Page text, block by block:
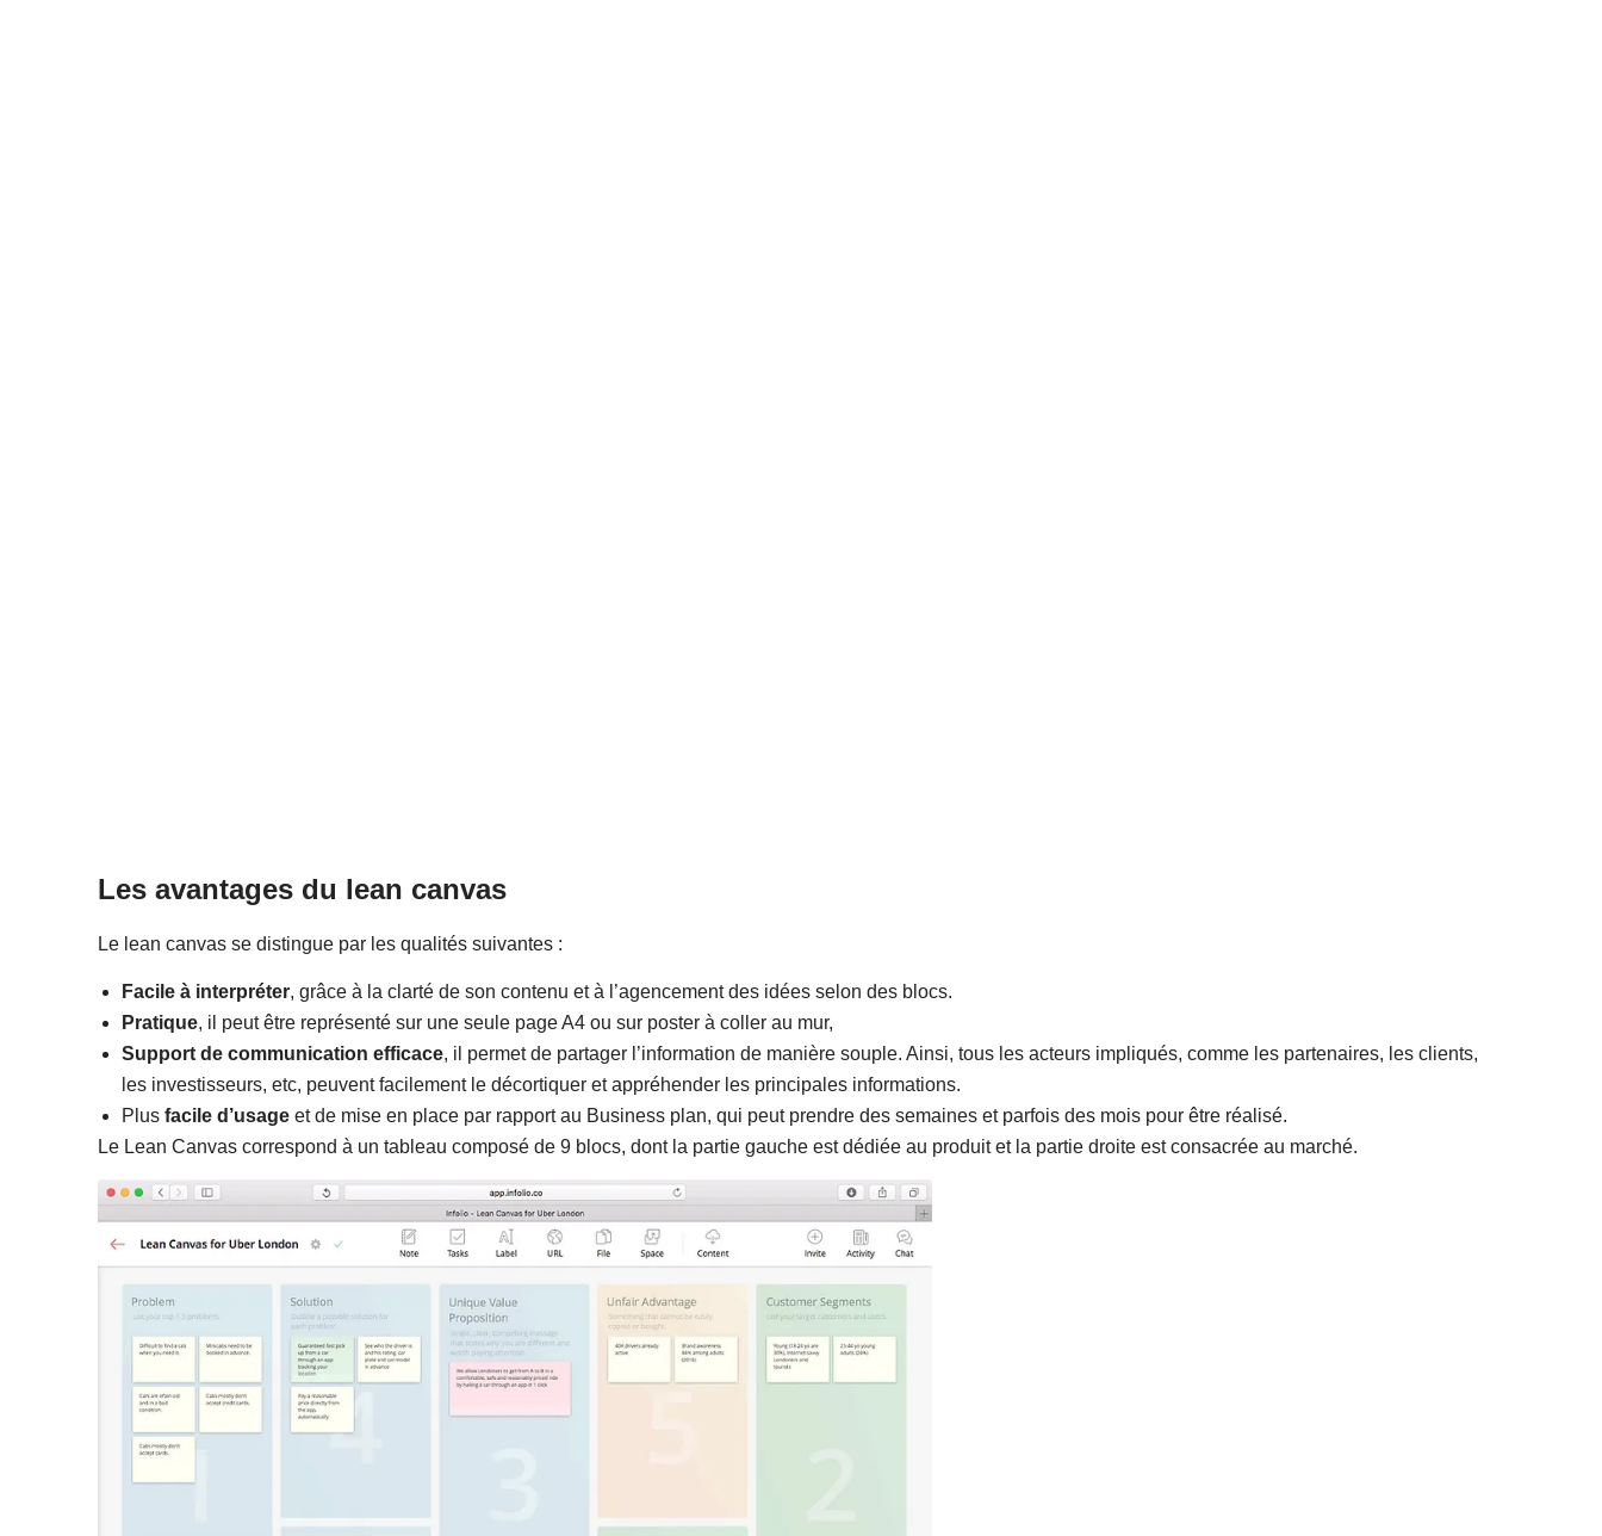
Les avantages du lean canvas
Le lean canvas se distingue par les qualités suivantes :
Facile à interpréter, grâce à la clarté de son contenu et à l’agencement des idées selon des blocs.
Pratique, il peut être représenté sur une seule page A4 ou sur poster à coller au mur,
Support de communication efficace, il permet de partager l’information de manière souple. Ainsi, tous les acteurs impliqués, comme les partenaires, les clients,
les investisseurs, etc, peuvent facilement le décortiquer et appréhender les principales informations.
Plus facile d’usage et de mise en place par rapport au Business plan, qui peut prendre des semaines et parfois des mois pour être réalisé.
Le Lean Canvas correspond à un tableau composé de 9 blocs, dont la partie gauche est dédiée au produit et la partie droite est consacrée au marché.